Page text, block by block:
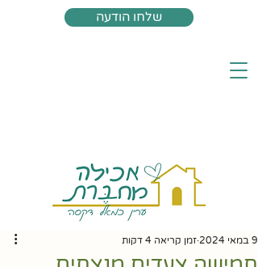
שלחו הודעה
9 במאי 2024 זמן קריאה 4 דקות